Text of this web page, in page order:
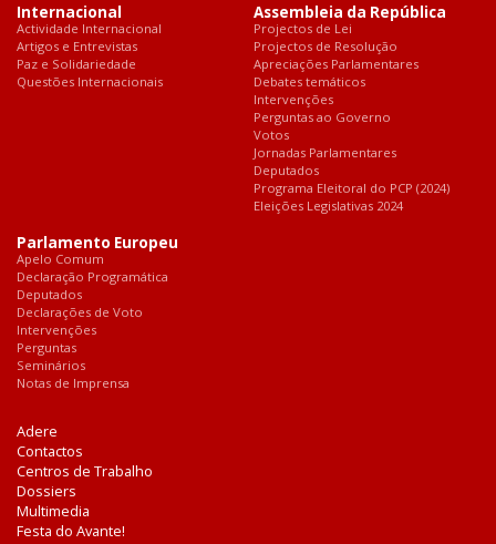
Internacional
Actividade Internacional
Artigos e Entrevistas
Paz e Solidariedade
Questões Internacionais
Assembleia da República
Projectos de Lei
Projectos de Resolução
Apreciações Parlamentares
Debates temáticos
Intervenções
Perguntas ao Governo
Votos
Jornadas Parlamentares
Deputados
Programa Eleitoral do PCP (2024)
Eleições Legislativas 2024
Parlamento Europeu
Apelo Comum
Declaração Programática
Deputados
Declarações de Voto
Intervenções
Perguntas
Seminários
Notas de Imprensa
Adere
Contactos
Centros de Trabalho
Dossiers
Multimedia
Festa do Avante!